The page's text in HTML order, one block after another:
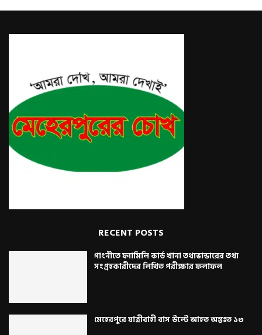
RECENT POSTS
গাংনীতে ফ্যামিলি কার্ড খানা তথ্যভান্ডারের তথ্য
সংগ্রহকারীদের লিখিত পরীক্ষার ফলাফল
মেহেরপুরে যাত্রীবাহী বাস উল্টে আহত অন্তঃত ১৩